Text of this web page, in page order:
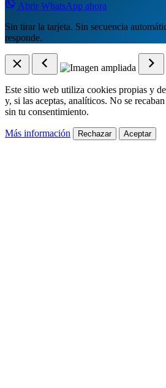
Abrir WhatsApp ahora
Sin tirar la tarjeta. Sin secuencia
responde.
Este sitio web utiliza cookies propias y
y, si las aceptas, analíticos. No se
sin tu consentimiento.
Más información Rechazar Aceptar